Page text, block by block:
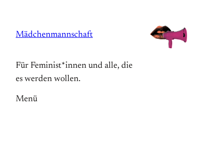
springen
Mädchenmannschaft
Für Feminist*innen und alle, die
es werden wollen.
Menü